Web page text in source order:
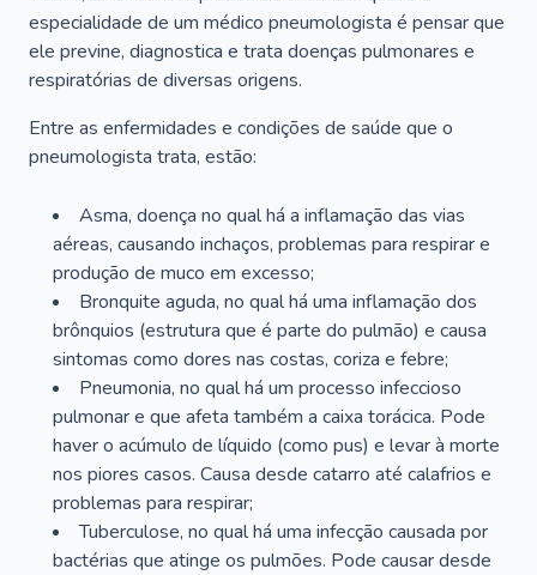
especialidade de um médico pneumologista é pensar que
ele previne, diagnostica e trata doenças pulmonares e
respiratórias de diversas origens.
Entre as enfermidades e condições de saúde que o
pneumologista trata, estão:
Asma, doença no qual há a inflamação das vias
aéreas, causando inchaços, problemas para respirar e
produção de muco em excesso;
Bronquite aguda, no qual há uma inflamação dos
brônquios (estrutura que é parte do pulmão) e causa
sintomas como dores nas costas, coriza e febre;
Pneumonia, no qual há um processo infeccioso
pulmonar e que afeta também a caixa torácica. Pode
haver o acúmulo de líquido (como pus) e levar à morte
nos piores casos. Causa desde catarro até calafrios e
problemas para respirar;
Tuberculose, no qual há uma infecção causada por
bactérias que atinge os pulmões. Pode causar desde